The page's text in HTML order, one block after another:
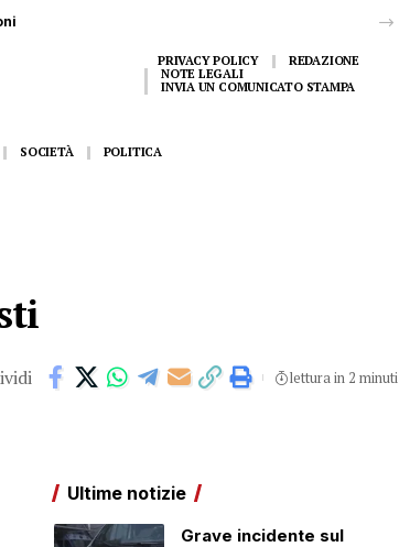
dal vivo
PRIVACY POLICY
REDAZIONE
NOTE LEGALI
INVIA UN COMUNICATO STAMPA
SOCIETÀ POLITICA
lettura in 2 minuti
Ultime notizie
Grave incidente sul